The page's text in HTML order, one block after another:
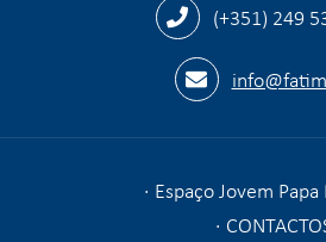
(+351) 249
Espaço Jovem